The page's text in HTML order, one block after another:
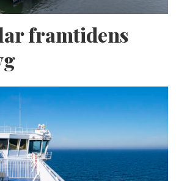
framtidens